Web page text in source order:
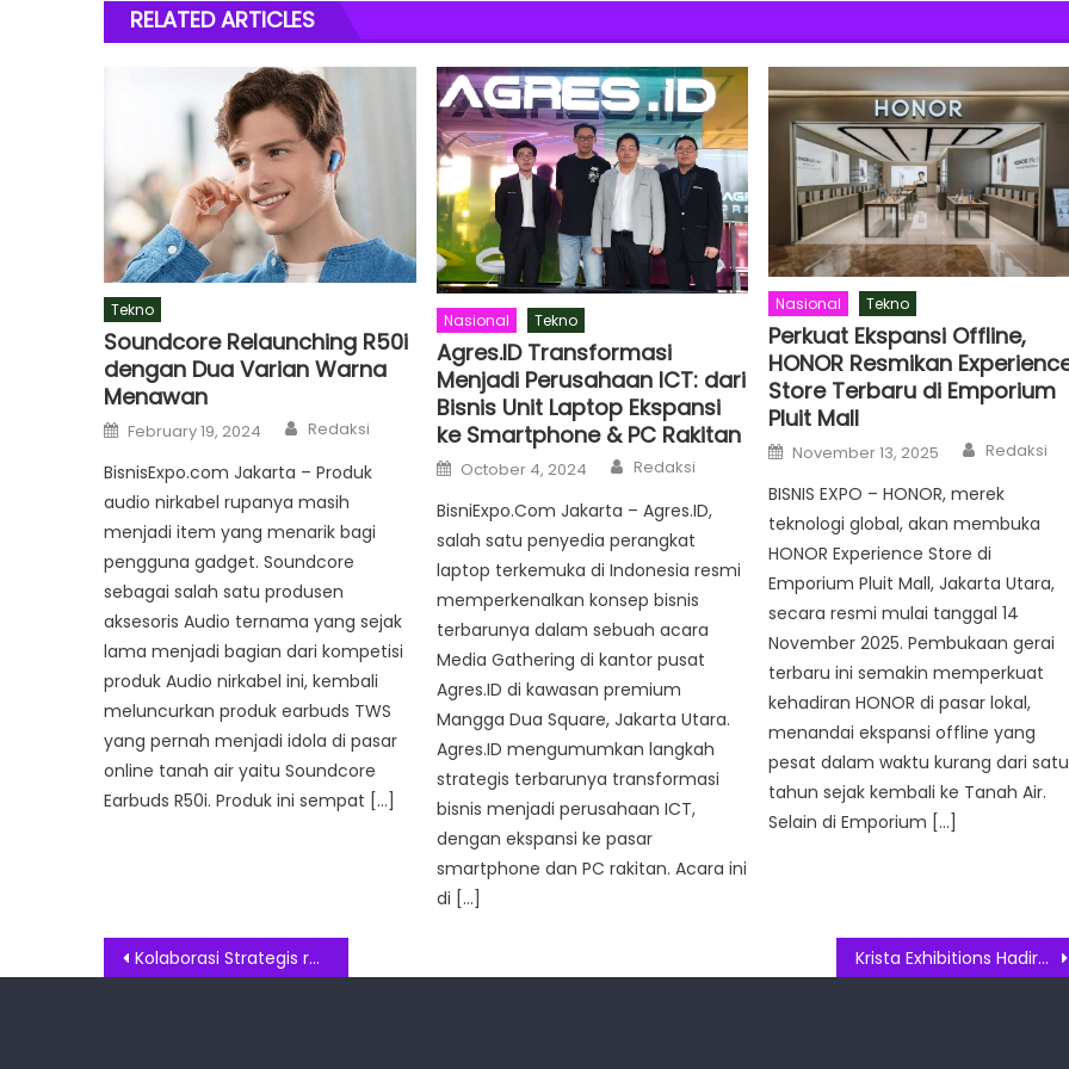
RELATED ARTICLES
Tekno
Soundcore Relaunching R50i
dengan Dua Varian Warna
Menawan
Posted
on
February 19, 2024 Author
Redaksi
BisnisExpo.com Jakarta – Produk
audio nirkabel rupanya masih
menjadi item yang menarik bagi
pengguna gadget. Soundcore
sebagai salah satu produsen
aksesoris Audio ternama yang sejak
lama menjadi bagian dari kompetisi
produk Audio nirkabel ini, kembali
meluncurkan produk earbuds TWS
yang pernah menjadi idola di pasar
online tanah air yaitu Soundcore
Earbuds R50i. Produk ini sempat […]
Nasional Tekno
Agres.ID Transformasi
Menjadi Perusahaan ICT: dari
Bisnis Unit Laptop Ekspansi
ke Smartphone & PC Rakitan
Posted
on
October 4, 2024 Author
Redaksi
BisniExpo.Com Jakarta – Agres.ID,
salah satu penyedia perangkat
laptop terkemuka di Indonesia resmi
memperkenalkan konsep bisnis
terbarunya dalam sebuah acara
Media Gathering di kantor pusat
Agres.ID di kawasan premium
Mangga Dua Square, Jakarta Utara.
Agres.ID mengumumkan langkah
strategis terbarunya transformasi
bisnis menjadi perusahaan ICT,
dengan ekspansi ke pasar
smartphone dan PC rakitan. Acara ini
di […]
Nasional Tekno
Perkuat Ekspansi Offline,
HONOR Resmikan
Store Terbaru di Emporium
Pluit Mall
Posted
on
November 13, 2025 Author
Redaksi
BISNIS EXPO – HONOR, merek
teknologi global, akan membuka
HONOR Experience Store di
Emporium Pluit Mall, Jakarta Utara,
secara resmi mulai tanggal 14
November 2025. Pembukaan gerai
terbaru ini semakin memperkuat
kehadiran HONOR di pasar lokal,
menandai ekspansi offline yang
pesat dalam waktu kurang dari satu
tahun sejak kembali ke Tanah Air.
Selain di Emporium […]
Post
Kolaborasi Strategis realme dan Honor of Kings: Kesempurnaan Gaming dan Teknologi Krista Exhibitions Hadirkan Pameran Internasional PRO AVL 2024, Ajang Besar Industri Teknologi Audio Visual Lighting dan Musik